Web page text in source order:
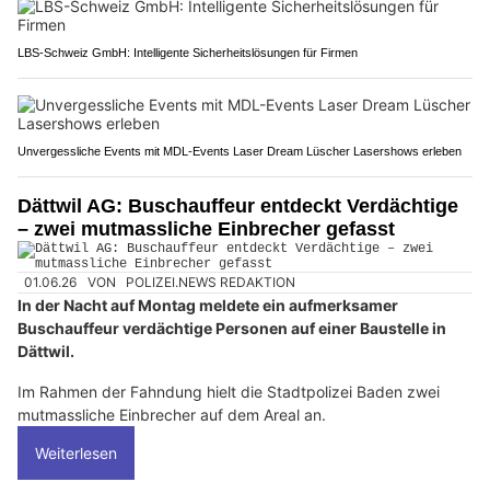
LBS-Schweiz GmbH: Intelligente Sicherheitslösungen für Firmen
Unvergessliche Events mit MDL-Events Laser Dream Lüscher Lasershows erleben
Dättwil AG: Buschauffeur entdeckt Verdächtige
– zwei mutmassliche Einbrecher gefasst
01.06.26 VON POLIZEI.NEWS REDAKTION
In der Nacht auf Montag meldete ein aufmerksamer
Buschauffeur verdächtige Personen auf einer Baustelle in
Dättwil.
Im Rahmen der Fahndung hielt die Stadtpolizei Baden zwei
mutmassliche Einbrecher auf dem Areal an.
Weiterlesen